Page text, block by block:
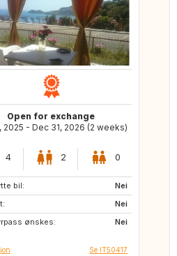
Open for exchange
2025 - Dec 31, 2026 (2 weeks)
4 2 0
bil:
Nei
Nei
ønskes:
Nei
Se IT50417